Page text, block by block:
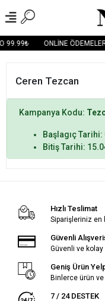
99.99₺ ONLİNE
Ceren Tezcan
Kampanya Kodu:
Başlagıç
Bitiş Tarihi:
Hızlı Teslimat
Siparişleriniz en
Güvenli
Güvenli ve
Geniş Ürün
Binlerce ürün
7 / 24 DESTEK